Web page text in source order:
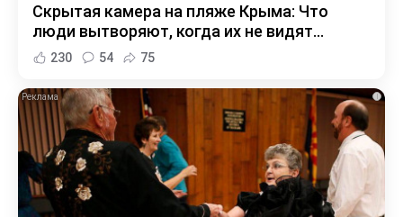
Скрытая камера на пляже Крыма: Что
люди вытворяют, когда их не видят...
230 54 75
i